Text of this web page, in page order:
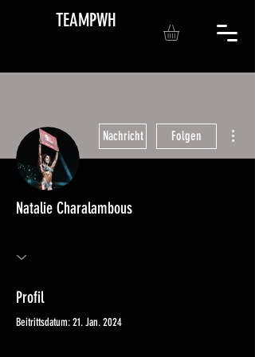
TEAMPWH
Nachricht Folgen
Natalie Charalambous
Profil
Beitrittsdatum: 21. Jan. 2024